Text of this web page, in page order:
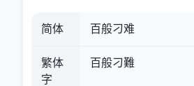
简体 百般刁难
繁体
字
百般刁難